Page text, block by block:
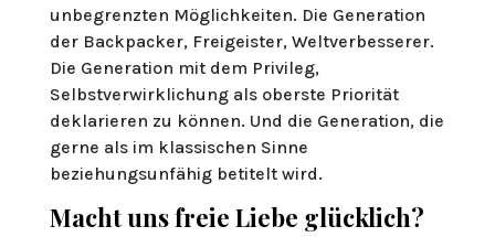
unbegrenzten Möglichkeiten. Die Generation
der Backpacker, Freigeister, Weltverbesserer.
Die Generation mit dem Privileg,
Selbstverwirklichung als oberste Priorität
deklarieren zu können. Und die Generation, die
gerne als im klassischen Sinne
beziehungsunfähig betitelt wird.
Macht uns freie Liebe glücklich?